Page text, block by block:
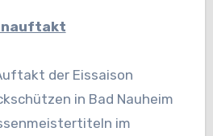
der Eissaison
in Bad Nauheim
im